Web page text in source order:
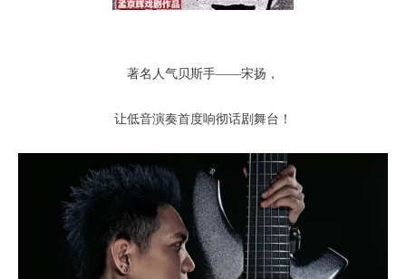
著名人气贝斯手——宋扬 ，
让低音演奏首度响彻话剧舞台！